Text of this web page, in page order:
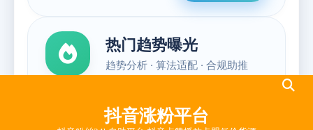
抖音涨粉平台